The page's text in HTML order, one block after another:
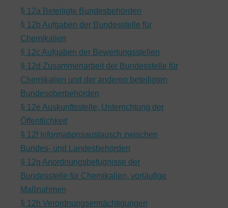
§ 12a Beteiligte Bundesbehörden
§ 12b Aufgaben der Bundesstelle für
Chemikalien
§ 12c Aufgaben der Bewertungsstellen
§ 12d Zusammenarbeit der Bundesstelle für
Chemikalien und der anderen beteiligten
Bundesoberbehörden
§ 12e Auskunftsstelle, Unterrichtung der
Öffentlichkeit
§ 12f Informationsaustausch zwischen
Bundes- und Landesbehörden
§ 12g Anordnungsbefugnisse der
Bundesstelle für Chemikalien, vorläufige
Maßnahmen
§ 12h Verordnungsermächtigungen